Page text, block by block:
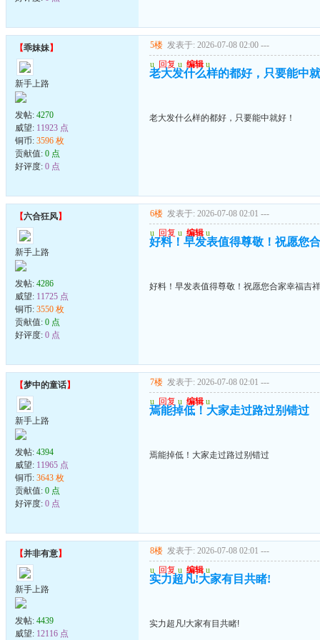
【乖妹妹】
新手上路
发帖: 4270
威望: 11923 点
铜币: 3596 枚
贡献值: 0 点
好评度: 0 点
5楼 发表于: 2026-07-08 02:00 ---
u 回复 u 编辑 u
老大发什么样的都好，只要能中
老大发什么样的都好，只要能中就好！
【六合狂风】
新手上路
发帖: 4286
威望: 11725 点
铜币: 3550 枚
贡献值: 0 点
好评度: 0 点
6楼 发表于: 2026-07-08 02:01 ---
u 回复 u 编辑 u
好料！早发表值得尊敬！祝愿您
好料！早发表值得尊敬！祝愿您合家幸福吉
【梦中的童话】
新手上路
发帖: 4394
威望: 11965 点
铜币: 3643 枚
贡献值: 0 点
好评度: 0 点
7楼 发表于: 2026-07-08 02:01 ---
u 回复 u 编辑 u
焉能掉低！大家走过路过别错过
焉能掉低！大家走过路过别错过
【并非有意】
新手上路
发帖: 4439
威望: 12116 点
8楼 发表于: 2026-07-08 02:01 ---
u 回复 u 编辑 u
实力超凡!大家有目共睹!
实力超凡!大家有目共睹!